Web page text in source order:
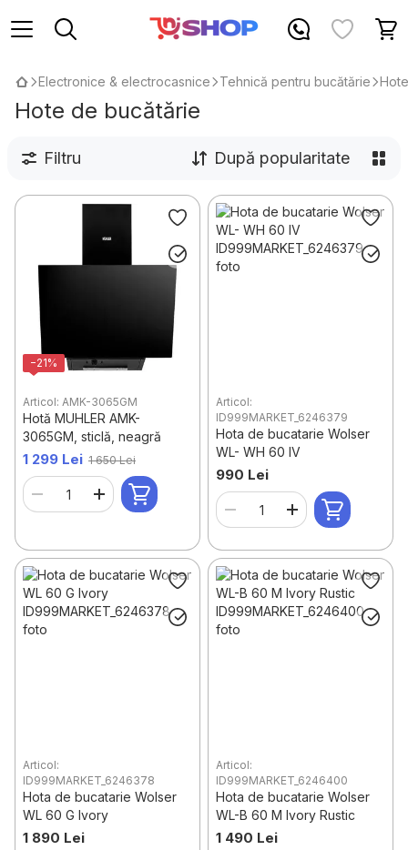
Electronice & electrocasnice Tehnică pentru bucătărie
Hote de bucătărie
Filtru După popularitate
−21%
Articol: AMK-3065GM
Hotă MUHLER AMK-
3065GM, sticlă, neagră
1 299 Lei 1 650 Lei
Articol:
ID999MARKET_6246379
Hota de bucatarie Wolser
WL- WH 60 IV
990 Lei
Articol:
ID999MARKET_6246378
Hota de bucatarie Wolser
WL 60 G Ivory
1 890 Lei
Articol:
ID999MARKET_6246400
Hota de bucatarie Wolser
WL-B 60 M Ivory Rustic
1 490 Lei